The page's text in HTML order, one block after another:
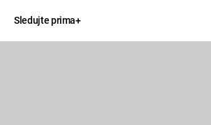
Sledujte prima+